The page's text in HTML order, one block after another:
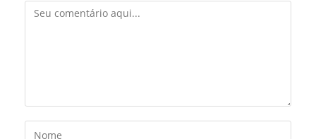
Comentário
Digite